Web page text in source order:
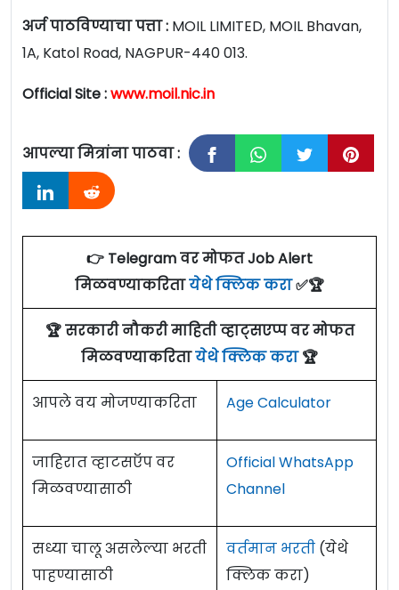
अर्ज पाठविण्याचा पत्ता : MOIL LIMITED, MOIL Bhavan,
1A, Katol Road, NAGPUR-440 013.
Official Site :www.moil.nic.in
आपल्या मित्रांना पाठवा :
👉 Telegram वर मोफत Job Alert
मिळवण्याकरितायेथे क्लिक करा✅🏆
🏆 सरकारी नौकरी माहिती व्हाट्सएप्प वर मोफत
मिळवण्याकरितायेथे क्लिक करा🏆
आपले वय मोजण्याकरिता Age Calculator
जाहिरात व्हाटसऍप वर
मिळवण्यासाठी
Official WhatsApp
Channel
सध्या चालू असलेल्या भरती
पाहण्यासाठी
वर्तमान भरती (येथे
क्लिक करा)